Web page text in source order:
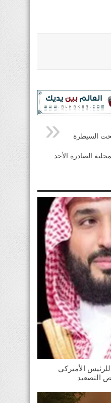
تحت السيطرة
الصادرة الأحد
الأميركي
التصعيد